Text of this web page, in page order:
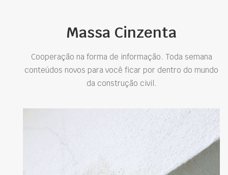
Massa Cinzenta
Cooperação na forma de informação. Toda semana
conteúdos novos para você ficar por dentro do mundo
da construção civil.